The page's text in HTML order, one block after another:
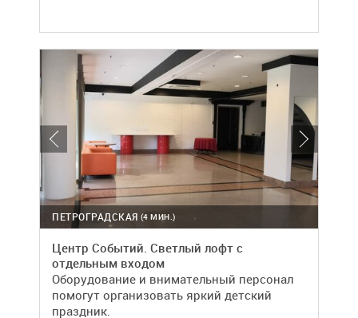
(4 МИН.)
ПЕТРОГРАДСКАЯ
Центр Событий. Светлый лофт с
отдельным входом
Оборудование и внимательный персонал
помогут организовать яркий детский
праздник.